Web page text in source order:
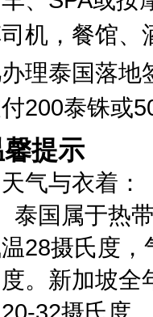
机，餐馆、
办理泰国落
200泰铢或
提示
气与衣着：
泰国属于热
28摄氏度，
。新加坡全
32摄氏度